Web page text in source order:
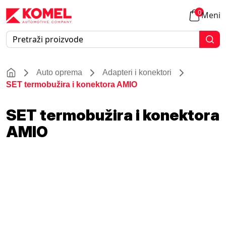
0Meni
Auto oprema
Adapteri i konektori
SET termobužira i konektora AMIO
SET termobužira i konektora
AMIO